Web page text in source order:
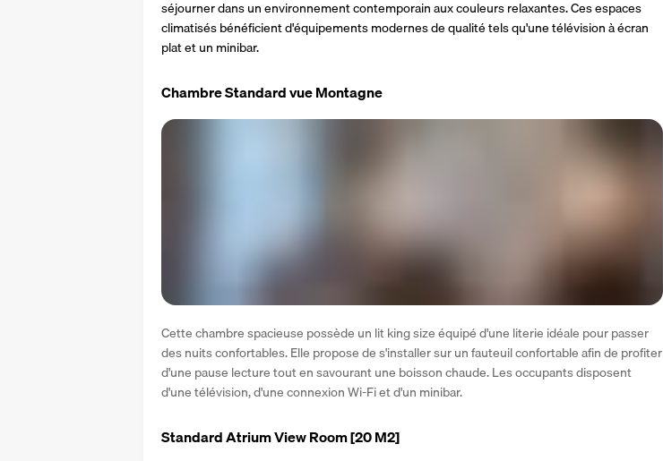
séjourner dans un environnement contemporain aux couleurs relaxantes. Ces espaces
climatisés bénéficient d'équipements modernes de qualité tels qu'une télévision à écran
plat et un minibar.
Chambre Standard vue Montagne
Cette chambre spacieuse possède un lit king size équipé d'une literie idéale pour passer
des nuits confortables. Elle propose de s'installer sur un fauteuil confortable afin de profiter
d'une pause lecture tout en savourant une boisson chaude. Les occupants disposent
d'une télévision, d'une connexion Wi-Fi et d'un minibar.
Standard Atrium View Room[20 M2]